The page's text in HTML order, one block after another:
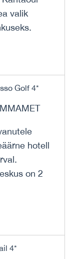
valik
Golf 4*
hotell
on 2
4*